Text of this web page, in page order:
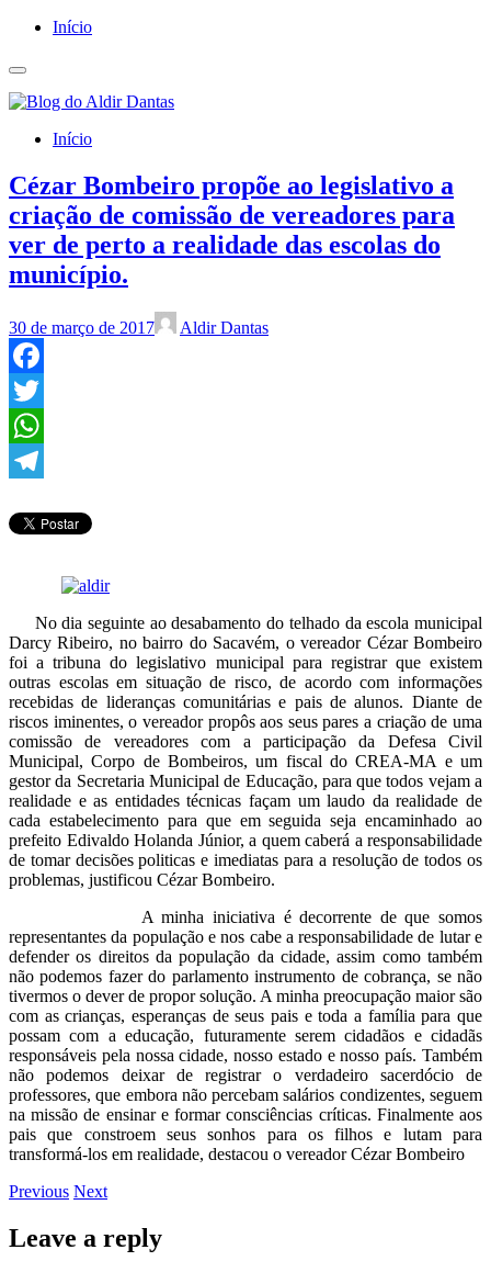
Início
Início
Cézar Bombeiro propõe ao legislativo a
criação de comissão de vereadores para
ver de perto a realidade das escolas do
município.
30 de março de 2017 Aldir Dantas
Facebook
Twitter
WhatsApp
No dia seguinte ao desabamento do telhado da escola municipal
Darcy Ribeiro, no bairro do Sacavém, o vereador Cézar Bombeiro
foi a tribuna do legislativo municipal para registrar que existem
outras escolas em situação de risco, de acordo com informações
recebidas de lideranças comunitárias e pais de alunos. Diante de
riscos iminentes, o vereador propôs aos seus pares a criação de uma
comissão de vereadores com a participação da Defesa Civil
Municipal, Corpo de Bombeiros, um fiscal do CREA-MA e um
gestor da Secretaria Municipal de Educação, para que todos vejam a
realidade e as entidades técnicas façam um laudo da realidade de
cada estabelecimento para que em seguida seja encaminhado ao
prefeito Edivaldo Holanda Júnior, a quem caberá a responsabilidade
de tomar decisões politicas e imediatas para a resolução de todos os
problemas, justificou Cézar Bombeiro.
A minha iniciativa é decorrente de que somos
representantes da população e nos cabe a responsabilidade de lutar e
defender os direitos da população da cidade, assim como também
não podemos fazer do parlamento instrumento de cobrança, se não
tivermos o dever de propor solução. A minha preocupação maior são
com as crianças, esperanças de seus pais e toda a família para que
possam com a educação, futuramente serem cidadãos e cidadãs
responsáveis pela nossa cidade, nosso estado e nosso país. Também
não podemos deixar de registrar o verdadeiro sacerdócio de
professores, que embora não percebam salários condizentes, seguem
na missão de ensinar e formar consciências críticas. Finalmente aos
pais que constroem seus sonhos para os filhos e lutam para
transformá-los em realidade, destacou o vereador Cézar Bombeiro
Previous Next
Leave a reply